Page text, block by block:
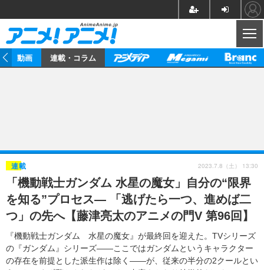
ゲーム グッズ
イベント 海外
海外イベント ビジネス
俳優・タレント アーティスト
ビジネス
アニメ 実写
書評 イベント
ゲーム 座談会
動画
アニメ 映画/ドラマ
アニメ！アニメ！TV ABEMA Cafe
連載・コラム
動画 連載・コラム
「機動戦士ガンダム 水星の魔女」自分の“限界
を知る”プロセス― 「逃げたら一つ、進めば二
つ」の先へ【藤津亮太のアニメの門V 第96回】
『機動戦士ガンダム 水星の魔女』が最終回を迎えた。TVシリーズ
の『ガンダム』シリーズ――ここではガンダムというキャラクター
の存在を前提とした派生作は除く――が、従来の半分の2クールとい
連載 2023.7.8（土） 13:30